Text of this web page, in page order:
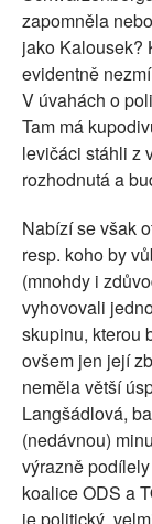
zapomněla
jako Kalousek?
evidentně
V úvahách o
Tam má
levičáci stáhli z
rozhodnutá a
Nabízí se však
resp. koho by
(mnohdy i
vyhovovali
skupinu, kterou
ovšem jen její
neměla větší
Langšádlová,
(nedávnou)
výrazně
koalice ODS a